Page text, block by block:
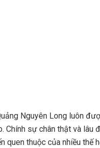
Nguyên Long luôn
Chính sự chân thật và
quen thuộc của nhiều thế